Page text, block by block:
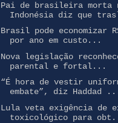
Pai de brasileira morta
Indonésia diz que
Brasil pode economizar
por ano em custo...
Nova legislação
parental e fortal...
“É hora de vestir
embate”, diz Haddad
Lula veta exigência de
toxicológico para